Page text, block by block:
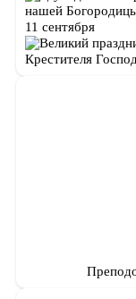
нашей
11 сентября
Крестителя